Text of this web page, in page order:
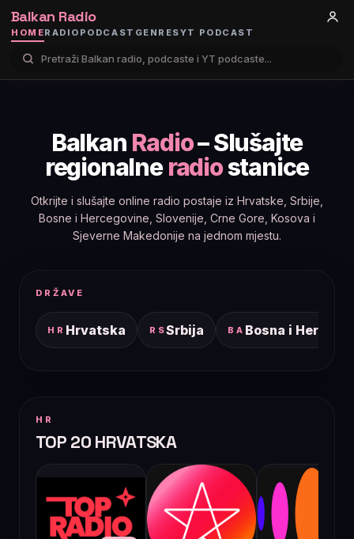
Balkan Radio
HOMERADIO PODCAST GENRESYT PODCAST
Balkan Radio– Slušajte
regionalneradiostanice
Otkrijte i slušajte online radio postaje iz Hrvatske, Srbije,
Bosne i Hercegovine, Slovenije, Crne Gore, Kosova i
Sjeverne Makedonije na jednom mjestu.
DRŽAVE
HR Hrvatska RSSrbija BA Bosna i
HR
TOP 20 HRVATSKA